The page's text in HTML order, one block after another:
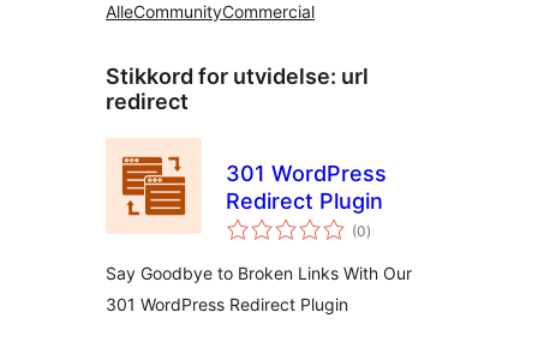
AlleCommunityCommercial
Stikkord for utvidelse: url
redirect
301 WordPress
Redirect Plugin
(0totale
vurderinger
)
Say Goodbye to Broken Links With Our
301 WordPress Redirect Plugin